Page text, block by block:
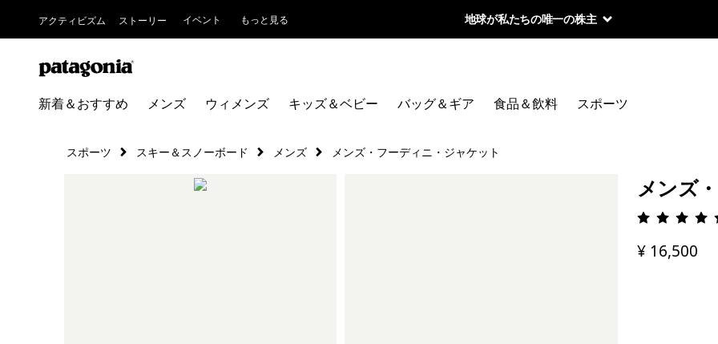
アクティビズム ストーリー イベント もっと見る 地球が私たちの唯一の株主
新着＆おすすめ メンズ ウィメンズ キッズ＆ベビー バッグ＆ギア 食品＆飲料 スポーツ
スポーツ スキー＆スノーボード メンズ メンズ・フーディニ・ジャケット
メンズ
評価:
¥ 16,500